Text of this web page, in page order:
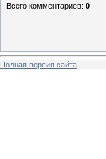
Всего комментариев: 0
Полная версия сайта